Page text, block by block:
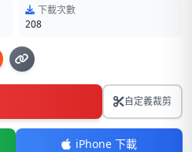
下載次數
208
自定義裁剪
iPhone 下載